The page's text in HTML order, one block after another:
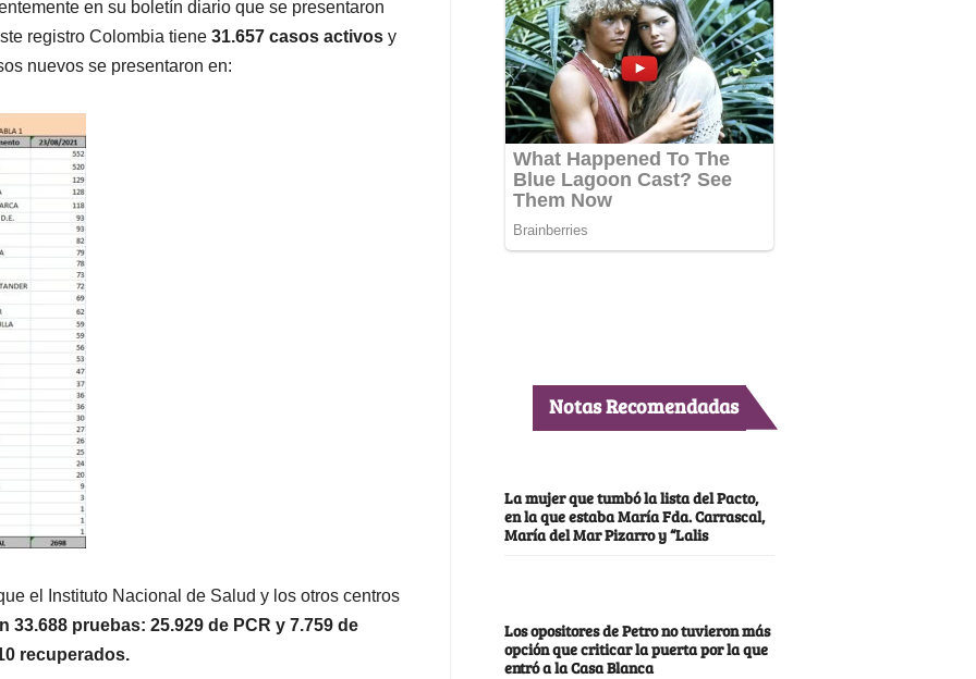
en su boletín diario que se presentaron
registro Colombia tiene 31.657 casos activos y
nuevos se presentaron en:
el Instituto Nacional de Salud y los otros centros
33.688 pruebas: 25.929 de PCR y 7.759 de
recuperados.
Notas Recomendadas
La mujer que tumbó la lista del Pacto,
en la que estaba María Fda. Carrascal,
María del Mar Pizarro y “Lalis
Los opositores de Petro no tuvieron más
opción que criticar la puerta por la que
entró a la Casa Blanca